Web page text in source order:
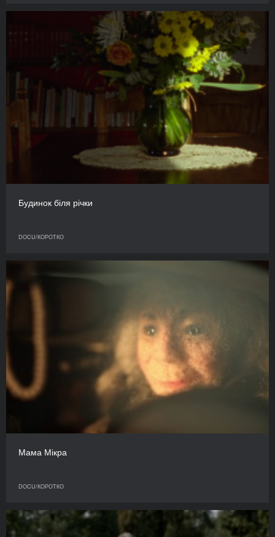
Будинок біля річки
DOCU/КОРОТКО
Мама Мікра
DOCU/КОРОТКО